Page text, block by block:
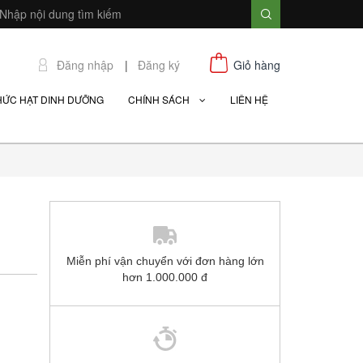
Đăng nhập | Đăng ký Giỏ hàng
HẠT DINH DƯỠNG CHÍNH SÁCH LIÊN HỆ
Miễn phí vận chuyển với đơn hàng lớn
hơn 1.000.000 đ